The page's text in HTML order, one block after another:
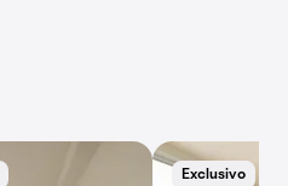
Exclusivo